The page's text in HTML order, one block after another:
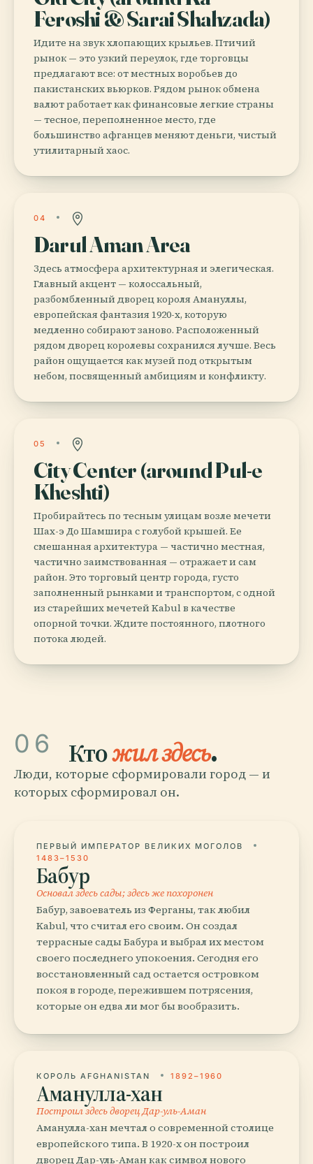
Feroshi & Sarai Shahzada)
Идите на звук хлопающих крыльев. Птичий
рынок — это узкий переулок, где торговцы
предлагают все: от местных воробьев до
пакистанских вьюрков. Рядом рынок обмена
валют работает как финансовые легкие страны
— тесное, переполненное место, где
большинство афганцев меняют деньги, чистый
утилитарный хаос.
04
Darul Aman Area
Здесь атмосфера архитектурная и элегическая.
Главный акцент — колоссальный,
разбомбленный дворец короля Амануллы,
европейская фантазия 1920-х, которую
медленно собирают заново. Расположенный
рядом дворец королевы сохранился лучше. Весь
район ощущается как музей под открытым
небом, посвященный амбициям и конфликту.
05
City Center (around Pul-e
Kheshti)
Пробирайтесь по тесным улицам возле мечети
Шах-э До Шамшира с голубой крышей. Ее
смешанная архитектура — частично местная,
частично заимствованная — отражает и сам
район. Это торговый центр города, густо
заполненный рынками и транспортом, с одной
из старейших мечетей Kabul в качестве
опорной точки. Ждите постоянного, плотного
потока людей.
06 Ктожил здесь.
Люди, которые сформировали город — и
которых сформировал он.
ПЕРВЫЙ ИМПЕРАТОР ВЕЛИКИХ МОГОЛОВ
1483–1530
Бабур
Основал здесь сады; здесь же похоронен
Бабур, завоеватель из Ферганы, так любил
Kabul, что считал его своим. Он создал
террасные сады Бабура и выбрал их местом
своего последнего упокоения. Сегодня его
восстановленный сад остается островком
покоя в городе, пережившем потрясения,
которые он едва ли мог бы вообразить.
КОРОЛЬ AFGHANISTAN 1892–1960
Аманулла-хан
Построил здесь дворец Дар-уль-Аман
Аманулла-хан мечтал о современной столице
европейского типа. В 1920-х он построил
дворец Дар-уль-Аман как символ нового